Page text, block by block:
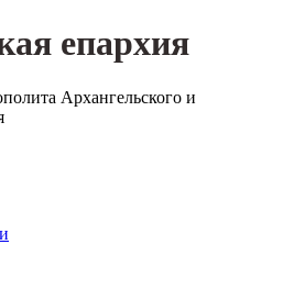
епархия
Архангельского и